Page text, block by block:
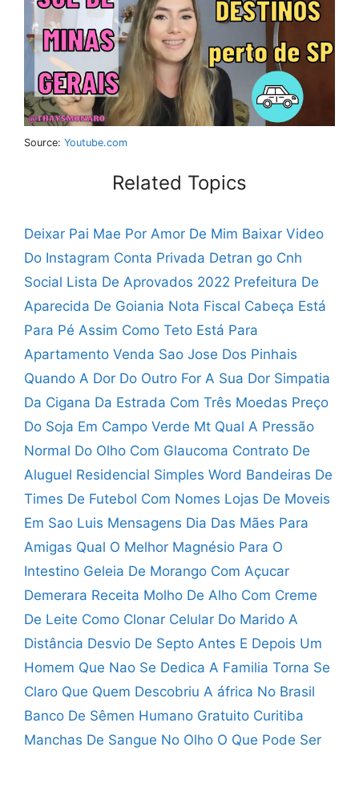
Source: Youtube.com
Related Topics
Deixar Pai Mae Por Amor De Mim Baixar Video
Do Instagram Conta Privada Detran go Cnh
Social Lista De Aprovados 2022 Prefeitura De
Aparecida De Goiania Nota Fiscal Cabeça Está
Para Pé Assim Como Teto Está Para
Apartamento Venda Sao Jose Dos Pinhais
Quando A Dor Do Outro For A Sua Dor Simpatia
Da Cigana Da Estrada Com Três Moedas Preço
Do Soja Em Campo Verde Mt Qual A Pressão
Normal Do Olho Com Glaucoma Contrato De
Aluguel Residencial Simples Word Bandeiras De
Times De Futebol Com Nomes Lojas De Moveis
Em Sao Luis Mensagens Dia Das Mães Para
Amigas Qual O Melhor Magnésio Para O
Intestino Geleia De Morango Com Açucar
Demerara Receita Molho De Alho Com Creme
De Leite Como Clonar Celular Do Marido A
Distância Desvio De Septo Antes E Depois Um
Homem Que Nao Se Dedica A Familia Torna Se
Claro Que Quem Descobriu A áfrica No Brasil
Banco De Sêmen Humano Gratuito Curitiba
Manchas De Sangue No Olho O Que Pode Ser